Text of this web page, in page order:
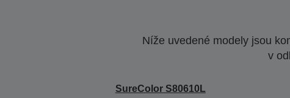
Níže uvedené modely jsou
v
SureColor S80610L